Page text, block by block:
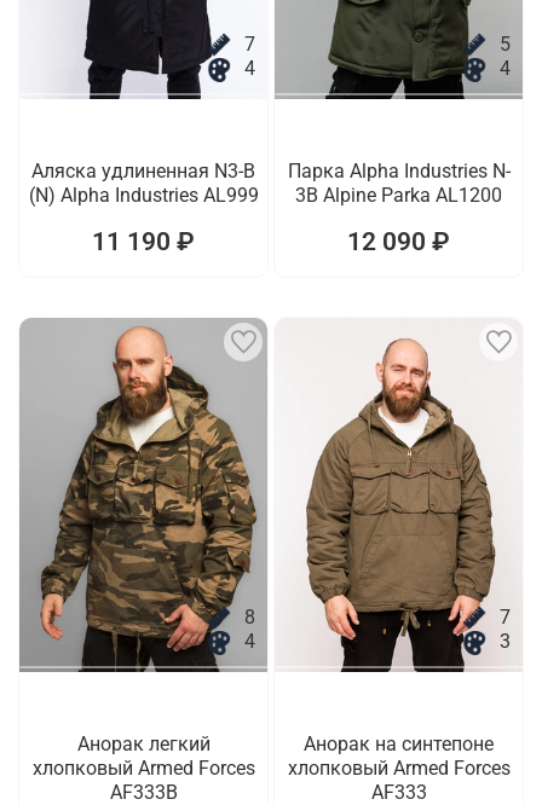
7
4
Аляска удлиненная N3-B
(N) Alpha Industries AL999
11 190 ₽
5
4
Парка Alpha Industries N-
3B Alpine Parka AL1200
12 090 ₽
8
4
Анорак легкий
хлопковый Armed Forces
AF333B
7
3
Анорак на синтепоне
хлопковый Armed Forces
AF333